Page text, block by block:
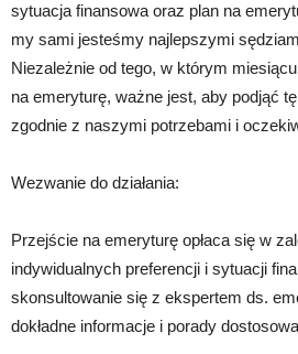
sytuacja finansowa oraz plan na
my sami jesteśmy najlepszymi
Niezależnie od tego, w którym
na emeryturę, ważne jest, aby podjąć
zgodnie z naszymi potrzebami i
Wezwanie do działania:
Przejście na emeryturę opłaca się w
indywidualnych preferencji i sytuacji
skonsultowanie się z ekspertem ds.
dokładne informacje i porady